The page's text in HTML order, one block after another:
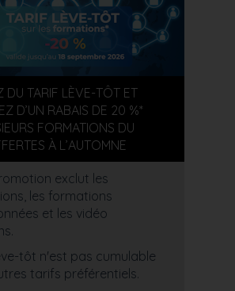
DU TARIF LÈVE-TÔT ET
D’UN RABAIS DE 20 %*
FORMATIONS DU
À L’AUTOMNE
exclut les
les formations
et les vidéo
tôt n'est pas cumulable
tarifs préférentiels.